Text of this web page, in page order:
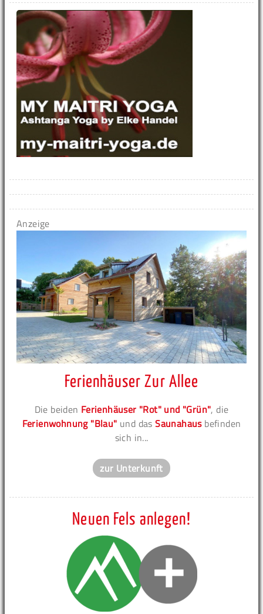
Anzeige
Ferienhäuser Zur Allee
Die beiden Ferienhäuser "Rot" und "Grün", die
Ferienwohnung "Blau" und dasSaunahausbefinden
sich in...
zur Unterkunft
Neuen Fels anlegen!